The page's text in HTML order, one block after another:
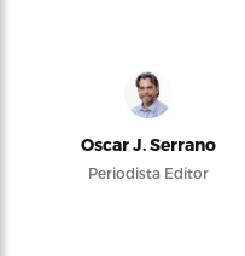
Oscar J. Serrano
Periodista Editor